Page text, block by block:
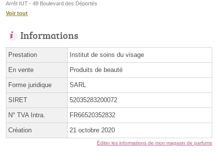
Arrêt IUT - 48 Boulevard des Déportés
Voir tout
Informations
Prestation Institut de soins du visage
En vente Produits de beauté
Forme juridique SARL
SIRET 52035283200072
N° TVA Intra. FR66520352832
Création 21 octobre 2020
Éditer les informations de mon magasin de parfums